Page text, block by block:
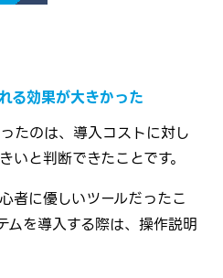
る効果が大きかった
たのは、導入コストに対し
と判断できたことです。
者に優しいツールだったこ
ムを導入する際は、操作説明